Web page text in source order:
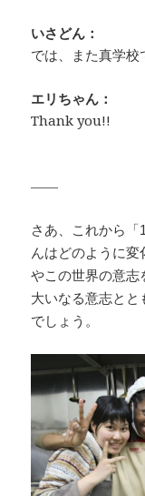
いさどん：
では、また真学校
エリちゃん：
Thank you!!
――
さあ、これから「
んはどのように
やこの世界の意志
大いなる意志とと
でしょう。